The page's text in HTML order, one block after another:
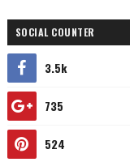
SOCIAL COUNTER
3.5k
735
524